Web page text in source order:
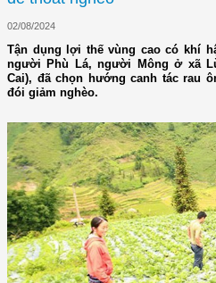
02/08/2024
Tận dụng lợi thế vùng cao có khí
người Phù Lá, người Mông ở xã
Cai), đã chọn hướng canh tác rau
đói giảm nghèo.